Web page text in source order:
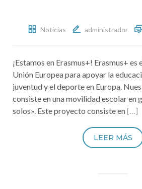
Noticias administrador
¡Estamos en Erasmus+! Erasmus+ es
Unión Europea para apoyar la
juventud y el deporte en Europa.
consiste en una movilidad escolar en
solos». Este proyecto consiste en[…]
LEER MÁS